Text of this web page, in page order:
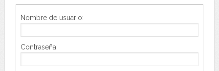
Nombre de usuario:
Contraseña: